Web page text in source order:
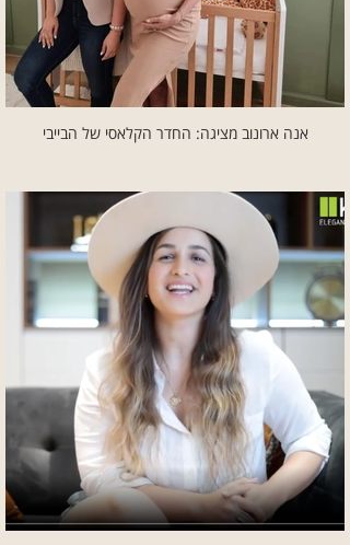
אנה ארונוב מציגה: החדר הקלאסי של הבייבי